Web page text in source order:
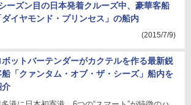
ーズン目の日本発着クルーズ中、豪華客船
ダイヤモンド・プリンセス」の船内
(2015/7/9)
ボットバーテンダーがカクテルを作る最新鋭
船「クァンタム・オブ・ザ・シーズ」船内を
介